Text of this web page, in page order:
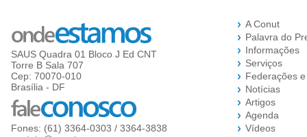
SAUS Quadra 01 Bloco J Ed CNT
Torre B Sala 707
Cep: 70070-010
Brasília - DF
Fones: (61) 3364-0303 / 3364-3838
A Conut
Palavra do
Informações
Serviços
Federações
Notícias
Artigos
Agenda
Vídeos